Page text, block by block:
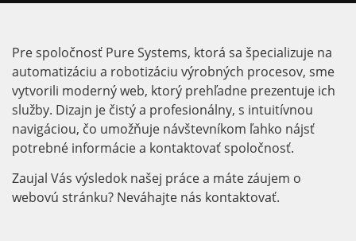
Pre spoločnosť Pure Systems, ktorá sa špecializuje na
automatizáciu a robotizáciu výrobných procesov, sme
vytvorili moderný web, ktorý prehľadne prezentuje ich
služby. Dizajn je čistý a profesionálny, s intuitívnou
navigáciou, čo umožňuje návštevníkom ľahko nájsť
potrebné informácie a kontaktovať spoločnosť.
Zaujal Vás výsledok našej práce a máte záujem o
webovú stránku? Neváhajte nás kontaktovať.